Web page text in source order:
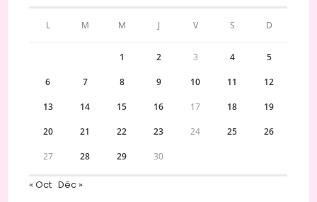
L M M J V S D
1 2 3 4 5
6 7 8 9 10 11 12
13 14 15 16 17 18 19
20 21 22 23 24 25 26
27 28 29 30
« Oct Déc »